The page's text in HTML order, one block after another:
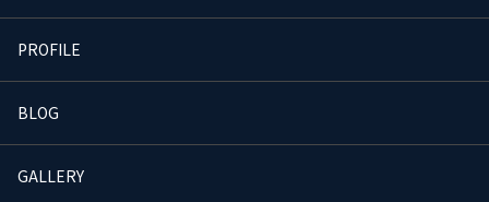
PROFILE
BLOG
GALLERY